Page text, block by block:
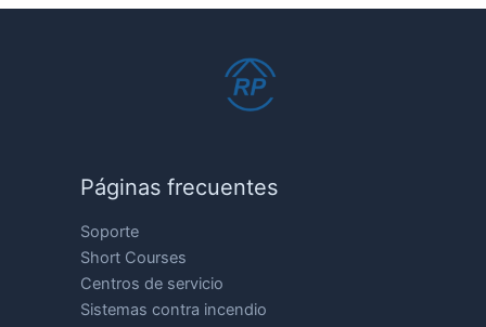
Páginas frecuentes
Soporte
Short Courses
Centros de servicio
Sistemas contra incendio